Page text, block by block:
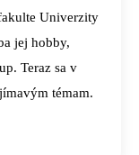
Univerzity
jej hobby,
Teraz sa v
témam.